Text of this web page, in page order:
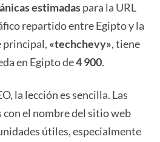
estimadaspara la URL
repartido entre Egipto y la
principal, «techchevy», tiene
en Egipto de4 900.
la lección es sencilla. Las
con el nombre del sitio web
útiles, especialmente